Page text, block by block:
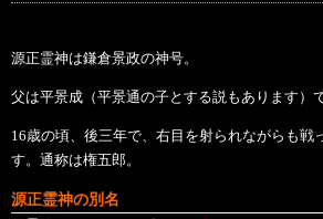
源正霊神は鎌倉景政の神号。
父は平景成（平景通の子とする説もあります）
16歳の頃、後三年で、右目を射られながらも戦
す。通称は権五郎。
源正霊神の別名